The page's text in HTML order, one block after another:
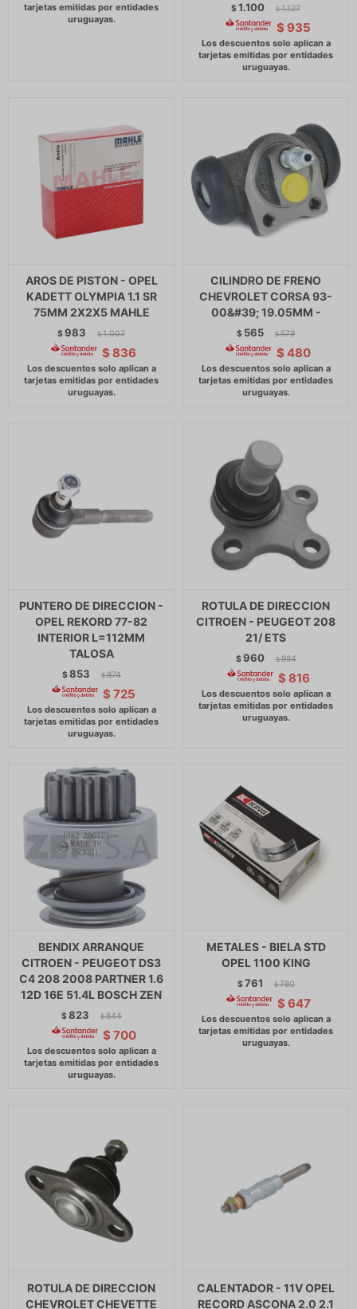
$1.100 $ 1.127
$ 935
AROS DE PISTON - OPEL
KADETT OLYMPIA 1.1 SR
75MM 2X2X5 MAHLE
$983 $ 1.007
$ 836
CILINDRO DE FRENO
CHEVROLET CORSA 93-
00&#39; 19.05MM -
$ 565 $ 579
$ 480
PUNTERO DE DIRECCION -
OPEL REKORD 77-82
INTERIOR L=112MM
TALOSA
$853 $ 874
$ 725
ROTULA DE DIRECCION
CITROEN - PEUGEOT 208
21/ ETS
$960 $ 984
$ 816
BENDIX ARRANQUE
CITROEN - PEUGEOT DS3
C4 208 2008 PARTNER 1.6
12D 16E 51.4L BOSCH ZEN
$823 $ 844
$ 700
METALES - BIELA STD
OPEL 1100 KING
$761 $ 780
$ 647
ROTULA DE DIRECCION
CHEVROLET CHEVETTE
CALENTADOR - 11V OPEL
RECORD ASCONA 2.0 2.1